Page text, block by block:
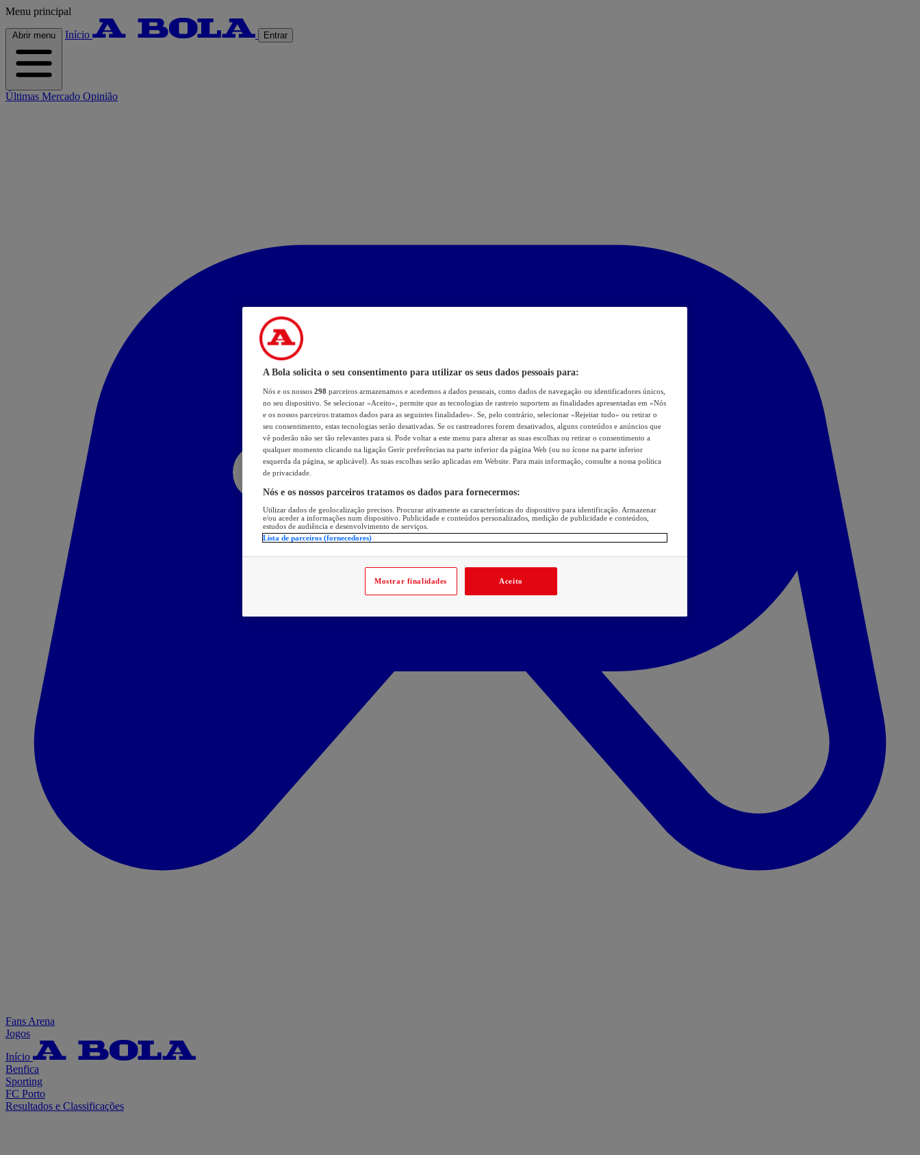
Menu principal
Abrir menu Início Entrar
Últimas Mercado Opinião
Fans Arena
Jogos
Início
Benfica
Sporting
FC Porto
Resultados e Classificações
A Bola solicita o seu consentimento para utilizar os seus dados pessoais para:
Nós e os nossos 298 parceiros armazenamos e acedemos a dados pessoais, como dados de navegação ou identificadores únicos,
no seu dispositivo. Se selecionar «Aceito», permite que as tecnologias de rastreio suportem as finalidades apresentadas em «Nós
e os nossos parceiros tratamos dados para as seguintes finalidades». Se, pelo contrário, selecionar «Rejeitar tudo» ou retirar o
seu consentimento, estas tecnologias serão desativadas. Se os rastreadores forem desativados, alguns conteúdos e anúncios que
vê poderão não ser tão relevantes para si. Pode voltar a este menu para alterar as suas escolhas ou retirar o consentimento a
qualquer momento clicando na ligação Gerir preferências na parte inferior da página Web (ou no ícone na parte inferior
esquerda da página, se aplicável). As suas escolhas serão aplicadas em Website. Para mais informação, consulte a nossa política
de privacidade.
Nós e os nossos parceiros tratamos os dados para fornecermos:
Utilizar dados de geolocalização precisos. Procurar ativamente as características do dispositivo para identificação. Armazenar
e/ou aceder a informações num dispositivo. Publicidade e conteúdos personalizados, medição de publicidade e conteúdos,
estudos de audiência e desenvolvimento de serviços.
Lista de parceiros (fornecedores)
Mostrar finalidades Aceito